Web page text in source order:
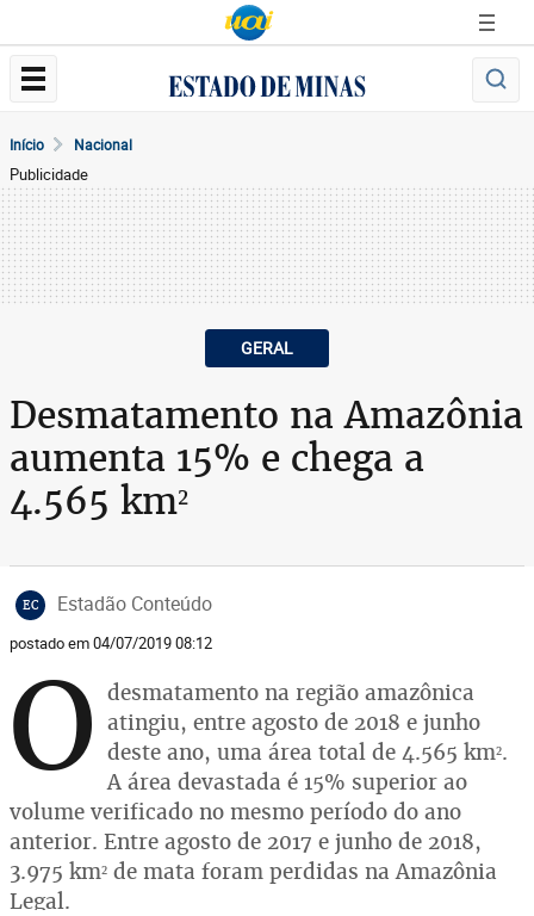
Início Nacional
Publicidade
GERAL
Desmatamento na Amazônia
aumenta 15% e chega a
4.565 km²
EC Estadão Conteúdo
postado em 04/07/2019 08:12
O desmatamento na região amazônica
atingiu, entre agosto de 2018 e junho
deste ano, uma área total de 4.565 km².
A área devastada é 15% superior ao
volume verificado no mesmo período do ano
anterior. Entre agosto de 2017 e junho de 2018,
3.975 km² de mata foram perdidas na Amazônia
Legal.